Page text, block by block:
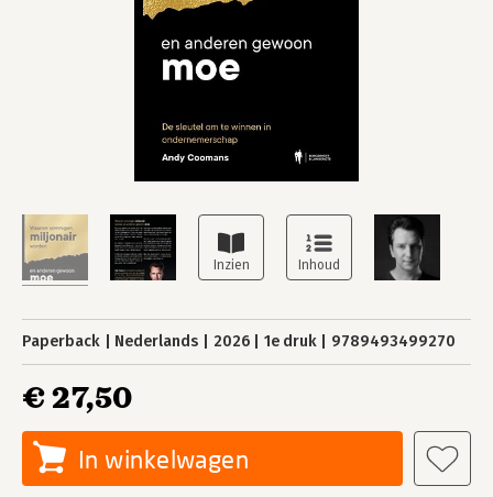
Paperback Nederlands 2026 1e druk 9789493499270
€ 27,50
In winkelwagen